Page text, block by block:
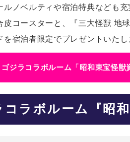
ルノベルティや宿泊特典なども
コースターと、『三大怪獣 地
宿泊者限定でプレゼントいたし
ゴジラコラボルーム「昭和東宝怪
コラボルーム『昭